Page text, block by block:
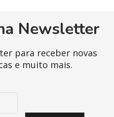
Newsletter
para receber novas
e muito mais.